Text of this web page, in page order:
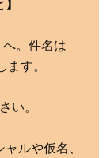
へ。件名は
ます。
い。
ルや仮名、